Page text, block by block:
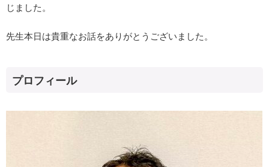
じました。
先生本日は貴重なお話をありがとうございました。
プロフィール